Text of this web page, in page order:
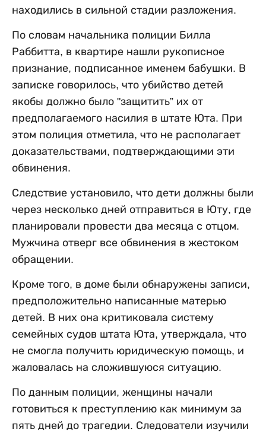
находились в сильной стадии разложения.
По словам начальника полиции Билла
Раббитта, в квартире нашли рукописное
признание, подписанное именем бабушки. В
записке говорилось, что убийство детей
якобы должно было "защитить” их от
предполагаемого насилия в штате Юта. При
этом полиция отметила, что не располагает
доказательствами, подтверждающими эти
обвинения.
Следствие установило, что дети должны были
через несколько дней отправиться в Юту, где
планировали провести два месяца с отцом.
Мужчина отверг все обвинения в жестоком
обращении.
Кроме того, в доме были обнаружены записи,
предположительно написанные матерью
детей. В них она критиковала систему
семейных судов штата Юта, утверждала, что
не смогла получить юридическую помощь, и
жаловалась на сложившуюся ситуацию.
По данным полиции, женщины начали
готовиться к преступлению как минимум за
пять дней до трагедии. Следователи изучили